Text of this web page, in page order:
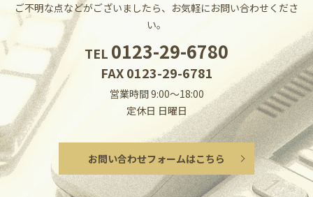
ご不明な点などがございましたら、お気軽にお問い合わせくださ
い。
TEL 0123-29-6780
FAX 0123-29-6781
営業時間 9:00～18:00
定休日 日曜日
お問い合わせフォームはこちら